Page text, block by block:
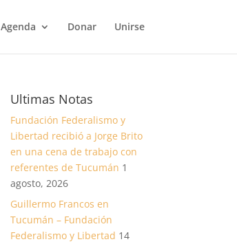
Agenda Donar Unirse
Ultimas Notas
Fundación Federalismo y
Libertad recibió a Jorge Brito
en una cena de trabajo con
referentes de Tucumán 1
agosto, 2026
Guillermo Francos en
Tucumán – Fundación
Federalismo y Libertad 14